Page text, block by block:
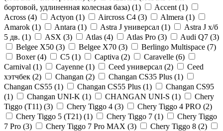
бортовой, удлиненная колесная база) (1) Accent (1)
Across (4) Actyon (1) Aircross C4 (3) Almera (1)
Amarok (1) Antara (1) Astra J универсал (1)
Astra J х/б
5 дв. (1) ASX (3) Atlas (4) Atlas Pro (3) Audi Q7 (3)
Belgee X50 (3) Belgee X70 (3) Berlingo Multispace (7)
Boxer (4) C5 (1) Captiva (2) Caravelle (6)
Carnival (1) Cayenne (1) Ceed универсал (2)
Ceed
хэтчбек (2) Changan (2) Changan CS35 Plus (1)
Changan CS55 (1) Changan CS55 Plus (1)
Changan CS95
(1) Changan UNI-K (1) CHANGAN UNI-S (1)
Chery
Tiggo (Т11) (3) Chery Tiggo 4 (3) Chery Tiggo 4 PRO (2)
Chery Tiggo 5 (Т21) (1) Chery Tiggo 7 (1)
Chery Tiggo
7 Pro (3) Chery Tiggo 7 Pro MAX (3) Chery Tiggo 8 (2)